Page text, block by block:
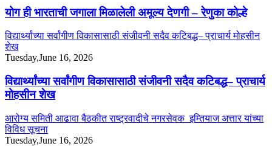
योग ही भारताची जगाला मिळालेली अमूल्य देणगी – रेणुका कोल्हे
विद्यार्थ्यांच्या सर्वांगीण विकासासाठी संजीवनी सदैव कटिबद्ध– प्राचार्य मोहसीन
शेख
Tuesday,June 16, 2026
विद्यार्थ्यांच्या सर्वांगीण विकासासाठी संजीवनी सदैव कटिबद्ध– प्राचार्य
मोहसीन शेख
आरोग्य समिती आढावा बैठकीत राष्ट्रवादीचे नगरसेवक इम्तियाज अत्तार यांच्या
विविध सूचना
Tuesday,June 16, 2026